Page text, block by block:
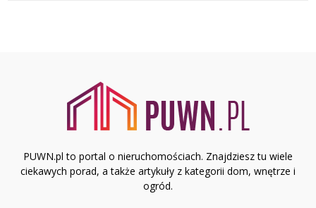
PUWN.pl to portal o nieruchomościach. Znajdziesz tu wiele
ciekawych porad, a także artykuły z kategorii dom, wnętrze i
ogród.